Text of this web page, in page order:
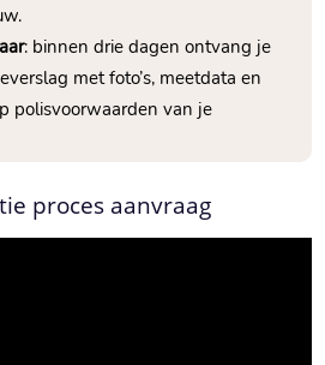
: binnen drie dagen ontvang je
met foto’s, meetdata en
polisvoorwaarden van je
proces aanvraag